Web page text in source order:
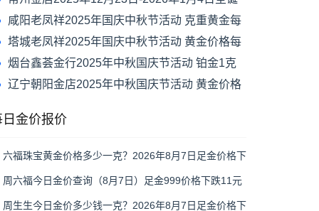
元旦节活动 黄金价格每克减120元
咸阳老凤祥2025年国庆中秋节活动 克重黄金每
克减100元
塔城老凤祥2025年国庆中秋节活动 黄金价格每
克减50元
烟台鑫荟金行2025年中秋国庆节活动 铂金1克
换1克免新品工艺费
辽宁朝阳金店2025年中秋国庆节活动 黄金价格
日金价报价
六福珠宝黄金价格多少一克？2026年8月7日足金价格下
周六福今日金价查询（8月7日）足金999价格下跌11元
周生生今日金价多少钱一克？2026年8月7日足金价格下